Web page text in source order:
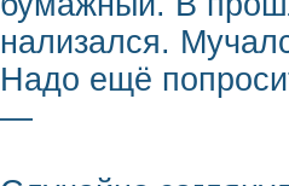
нализался.
Надо ещё
—